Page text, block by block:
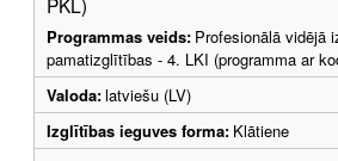
PKL)
Programmas veids: Profesionālā vidējā
pamatizglītības - 4. LKI (programma ar
Valoda:latviešu (LV)
Izglītības ieguves forma: Klātiene